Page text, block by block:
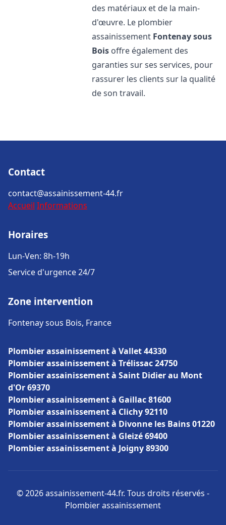
des matériaux et de la main-
d'œuvre. Le plombier
assainissement Fontenay sous
Bois offre également des
garanties sur ses services, pour
rassurer les clients sur la qualité
de son travail.
Contact
contact@assainissement-44.fr
Accueil Informations
Horaires
Lun-Ven: 8h-19h
Service d'urgence 24/7
Zone intervention
Fontenay sous Bois, France
Plombier assainissement à Vallet 44330
Plombier assainissement à Trélissac 24750
Plombier assainissement à Saint Didier au Mont
d'Or 69370
Plombier assainissement à Gaillac 81600
Plombier assainissement à Clichy 92110
Plombier assainissement à Divonne les Bains 01220
Plombier assainissement à Gleizé 69400
Plombier assainissement à Joigny 89300
© 2026 assainissement-44.fr. Tous droits réservés -
Plombier assainissement